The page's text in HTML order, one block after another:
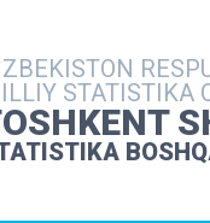
STATISTIKA